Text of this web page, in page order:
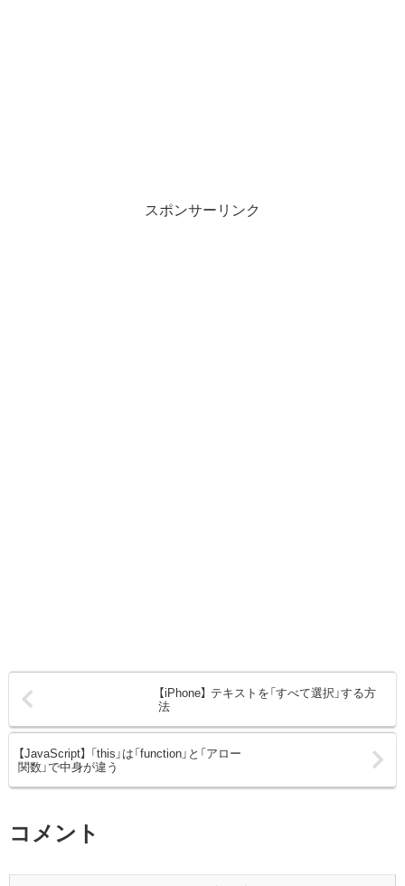
スポンサーリンク
【iPhone】 テキストを「すべて選択」する方
法
【JavaScript】 「this」は「function」と「アロー
関数」で中身が違う
コメント